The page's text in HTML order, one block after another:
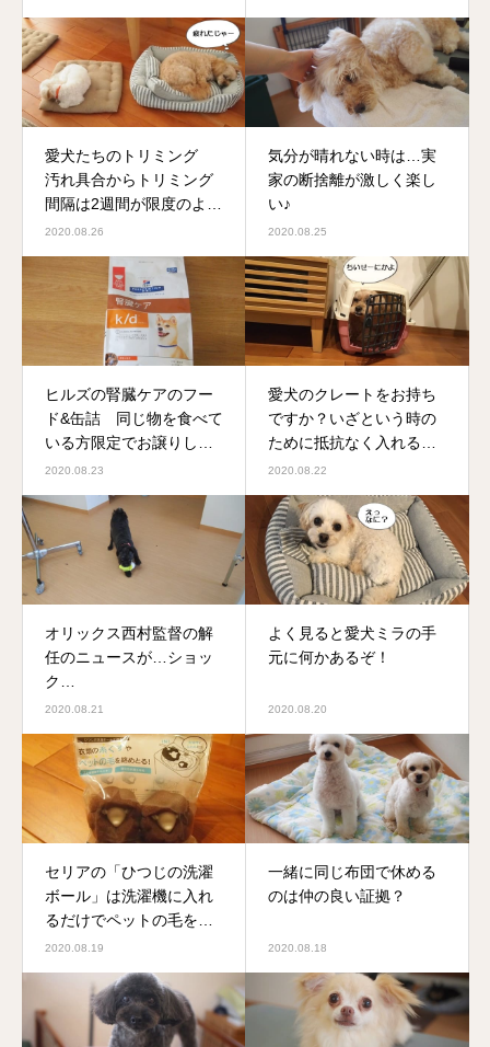
愛犬たちのトリミング
汚れ具合からトリミング
間隔は2週間が限度のよう
です
2020.08.26
気分が晴れない時は…実
家の断捨離が激しく楽し
い♪
2020.08.25
ヒルズの腎臓ケアのフー
ド&缶詰 同じ物を食べて
いる方限定でお譲りしま
す
2020.08.23
愛犬のクレートをお持ち
ですか？いざという時の
ために抵抗なく入れるよ
うにしておくのがベスト
2020.08.22
オリックス西村監督の解
任のニュースが…ショッ
ク…
2020.08.21
よく見ると愛犬ミラの手
元に何かあるぞ！
2020.08.20
セリアの「ひつじの洗濯
ボール」は洗濯機に入れ
るだけでペットの毛を絡
めとってくれる？
2020.08.19
一緒に同じ布団で休める
のは仲の良い証拠？
2020.08.18